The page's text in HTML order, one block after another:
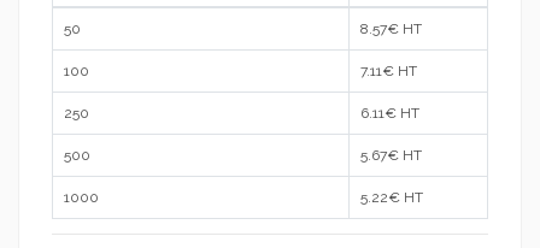
50 8.57€ HT
100 7.11 € HT
250 6.11 € HT
500 5.67€ HT
1000 5.22€ HT